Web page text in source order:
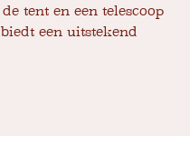
tent en een telescoop
een uitstekend